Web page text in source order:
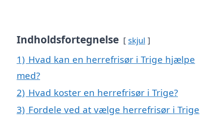
Indholdsfortegnelse skjul
1) Hvad kan en herrefrisør i Trige hjælpe
med?
2) Hvad koster en herrefrisør i Trige?
3) Fordele ved at vælge herrefrisør i Trige